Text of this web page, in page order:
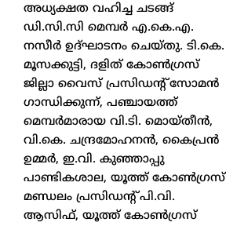
അധ്യക്ഷത വഹിച്ച ചടങ്ങ്
ഡി.സി.സി മെമ്പർ എ.കെ.എ.
നസീർ ഉദ്ഘാടനം ചെയ്തു. ടി.കെ.
മൂസക്കുട്ടി, ദളിത് കോൺഗ്രസ്
ജില്ലാ വൈസ് പ്രസിഡന്റ് സോമൻ
ഗാന്ധിക്കുന്ന്, പഞ്ചായത്ത്
മെമ്പർമാരായ വി.ടി. മൊയ്തീൻ,
വി.കെ. ചന്ദ്രമോഹനൻ, കൈപ്രൻ
ഉമ്മർ, ഇ.വി. കുഞ്ഞാപ്പു
പാണ്ടികശാല, യൂത്ത് കോൺഗ്രസ്
മണ്ഡലം പ്രസിഡന്റ് പി.വി.
ആസിഫ്, യൂത്ത് കോൺഗ്രസ്